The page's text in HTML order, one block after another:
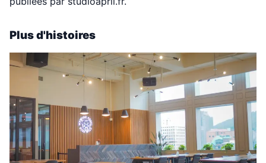
Plus d'histoires